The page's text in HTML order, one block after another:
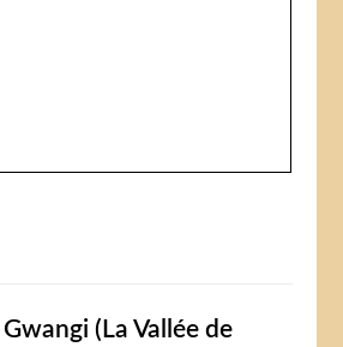
(La Vallée de